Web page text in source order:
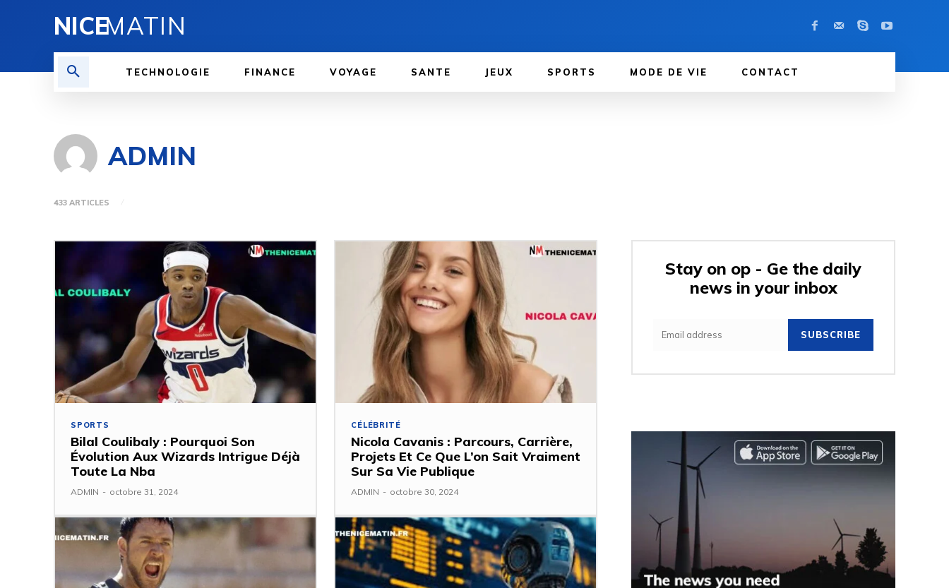
NICEMATIN
TECHNOLOGIE FINANCE VOYAGE SANTE JEUX SPORTS MODE DE VIE CONTACT
ADMIN
433 ARTICLES
SPORTS
Bilal Coulibaly : Pourquoi Son
Évolution Aux Wizards Intrigue Déjà
Toute La Nba
ADMIN - octobre 31, 2024
CÉLÉBRITÉ
Nicola Cavanis : Parcours, Carrière,
Projets Et Ce Que L’on Sait Vraiment
Sur Sa Vie Publique
ADMIN - octobre 30, 2024
Stay on op - Ge the daily
news in your inbox
SUBSCRIBE